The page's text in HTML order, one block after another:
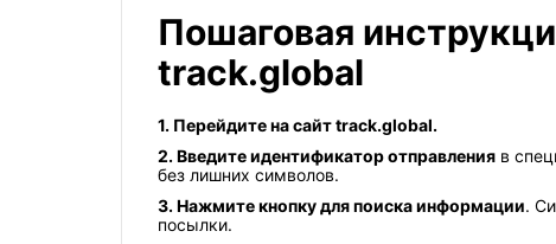
Пошаговая
track.global
1. Перейдите на сайт track.global.
2. Введите идентификатор отправления в
без лишних символов.
3. Нажмите кнопку для поиска информации.
посылки.